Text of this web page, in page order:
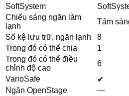
SoftSystem
Chiếu sáng ngăn làm
lạnh
Tấm
Số kệ lưu trữ, ngăn lạnh
8
Trong đó có thể chia
1
Trong đó có thể điều
chỉnh độ cao
6
VarioSafe
✔
Ngăn OpenStage
—